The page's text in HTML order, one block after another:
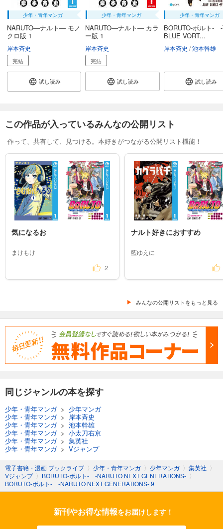
少年・青年マンガ
NARUTO―ナルト― モノ
クロ版 1
岸本斉史
完結
試し読み
少年・青年マンガ
NARUTO―ナルト― カラ
ー版 1
岸本斉史
完結
試し読み
少年・青年マンガ
BORUTO-ボルト-
BLUE VORT...
岸本斉史 池本幹雄
試し読み
この作品が入っているみんなの公開リスト
作って、共有して、見つける。本好きがつながる公開リスト機能！
気になるお
まけもけ
2
ナルト好きにおすすめ
藍ゆえに
みんなの公開リストをもっと見る
同じジャンルの本を探す
少年・青年マンガ> 少年マンガ
少年・青年マンガ> 岸本斉史
少年・青年マンガ> 池本幹雄
少年・青年マンガ> 小太刀右京
少年・青年マンガ> 集英社
少年・青年マンガ> Vジャンプ
電子書籍・漫画 ブックライブ 〉 少年・青年マンガ 〉 少年マンガ 〉 集英社 〉
Vジャンプ 〉 BORUTO-ボルト- -NARUTO NEXT GENERATIONS- 〉
BORUTO-ボルト- -NARUTO NEXT GENERATIONS- 9
新刊やお得な情報をお届けします！